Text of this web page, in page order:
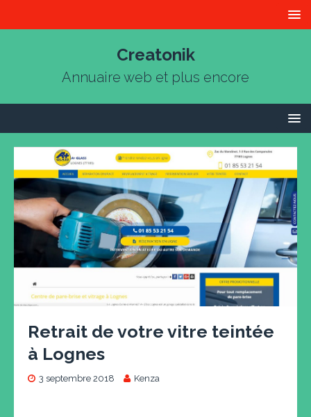
Creatonik
Annuaire web et plus encore
Retrait de votre vitre teintée
à Lognes
3 septembre 2018 Kenza